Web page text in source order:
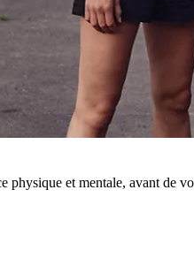
et mentale, avant de